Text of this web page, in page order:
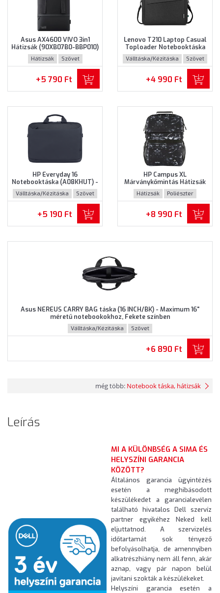
Asus AX4600 VIVO 3in1
Hátizsák (90XB07B0-BBP010)
- Maximum 16" méretű
notebookokhoz - Fekete
színben
Hátizsák Szövet
+5 790 Ft
Lenovo T210 Laptop Casual
Toploader Notebooktáska
(GX41L83769) - Maximum
15.6" méretű notebookokhoz
- Fekete színben
Válltáska/Kézitáska Szövet
+4 990 Ft
HP Everyday 16
Notebooktáska (A08KHUT) -
Maximum 16" méretű
notebookokhoz - Szürke
színben
Válltáska/Kézitáska Szövet
+5 190 Ft
HP Campus XL
Márványkőmintás Hátizsák
(7K0E2AA) - Maximum 16.1"
méretű notebookokhoz,
Márványkőmintás színben
Hátizsák Poliészter
+8 990 Ft
Asus NEREUS CARRY BAG táska (16 INCH/BK) - Maximum 16"
méretű notebookokhoz, Fekete színben
Válltáska/Kézitáska Szövet
+6 890 Ft
még több: Notebook táska, hátizsák
Leírás
MI A KÜLÖNBSÉG A SIMA ÉS
HELYSZÍNI GARANCIA
KÖZÖTT?
Általános garancia ügyintézés
esetén a meghibásodott
készülékedet a garancialevélen
található hivatalos Dell szervíz
partner egyikéhez Neked kell
eljuttatnod. A szervizelés
időtartamát sok tényező
befolyásolhatja, de amennyiben
alkatrészhiány nem áll fenn, akár
aznap, vagy pár napon belül
javítani szokták a készülékeket.
Helyszíni garancia esetén a